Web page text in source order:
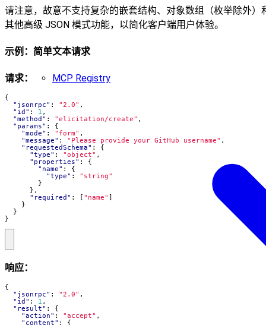
MCP Registry
请注意，故意不支持复杂的嵌套结构、对象数组（枚举除外）
其他高级 JSON 模式功能，以简化客户端用户体验。
示例：简单文本请求
请求：
{
"jsonrpc" : "2.0" ,
"id" : 1 ,
"method" : "elicitation/create" ,
"params" :
{
"mode" : "form" ,
"message" : "Please provide your GitHub username" ,
"requestedSchema" :
{
"type" : "object" ,
"properties" :
{
"name" :
{
"type" :
"string"
}
},
"required" : "name"
}
}
}
响应：
{
"jsonrpc" : "2.0" ,
"id" : 1 ,
"result" :
{
"action" : "accept" ,
"content" : {